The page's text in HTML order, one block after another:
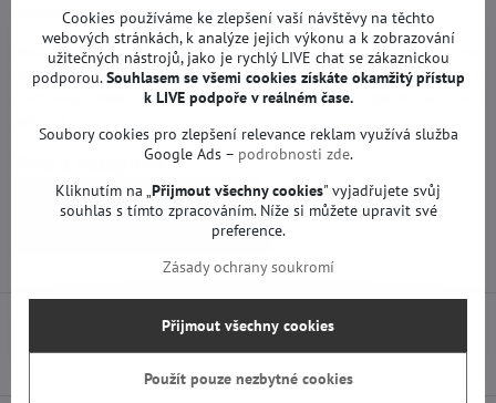
neustále restartuje, nebo dokonce úplně přestane reagovat.
Napájecí moduly jako TNPA5608 2 P jsou důležité pro
bezproblémový provoz elektronických zařízení, protože stabilizují a
distribuují elektrickou energii potřebnou pro jednotlivé části
Více z kategorie
Náhradní díly | Panasonic TV
Zdrojové desky | Panasonic TV
Cookies používáme ke zlepšení vaší návštěvy na těchto
webových stránkách, k analýze jejich výkonu a k zobrazování
užitečných nástrojů, jako je rychlý LIVE chat se zákaznickou
podporou.Souhlasem se všemi cookies získáte okamžitý přístup
k LIVE podpoře v reálném čase.
Soubory cookies pro zlepšení relevance reklam využívá služba
Google Ads – podrobnosti zde.
Kliknutím na „ Přijmout všechny cookies" vyjadřujete svůj
souhlas s tímto zpracováním. Níže si můžete upravit své
preference.
Zásady ochrany soukromí
Přijmout všechny cookies
Použít pouze nezbytné cookies